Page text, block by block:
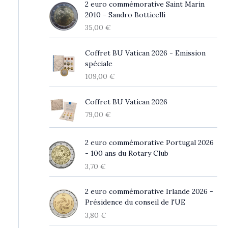
2 euro commémorative Saint Marin
2010 - Sandro Botticelli
35,00 €
Coffret BU Vatican 2026 - Emission
spéciale
109,00 €
Coffret BU Vatican 2026
79,00 €
2 euro commémorative Portugal 2026
- 100 ans du Rotary Club
3,70 €
2 euro commémorative Irlande 2026 -
Présidence du conseil de l'UE
3,80 €